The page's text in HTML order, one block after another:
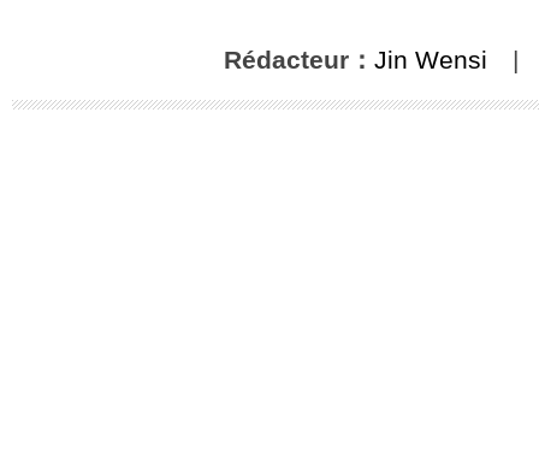
Rédacteur： Jin Wensi